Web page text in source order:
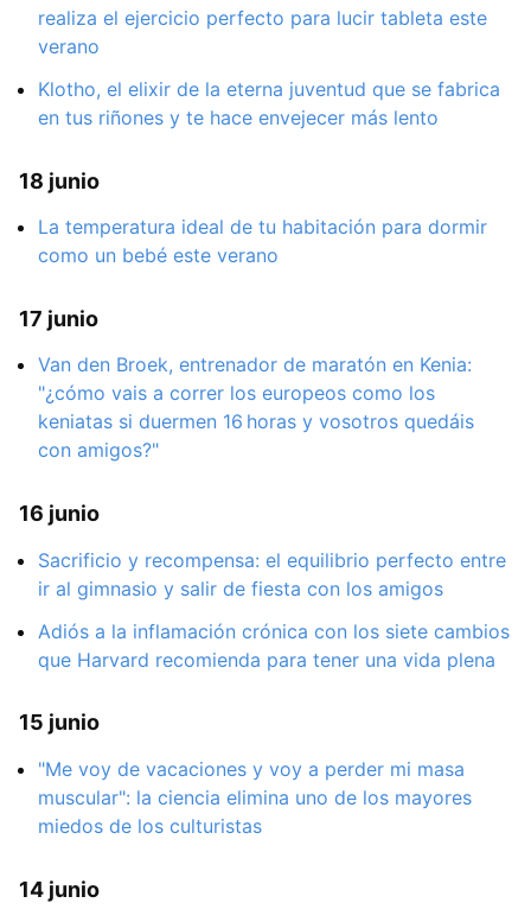
realiza el ejercicio perfecto para lucir tableta este
verano
Klotho, el elixir de la eterna juventud que se fabrica
en tus riñones y te hace envejecer más lento
18 junio
La temperatura ideal de tu habitación para dormir
como un bebé este verano
17 junio
Van den Broek, entrenador de maratón en Kenia:
"¿cómo vais a correr los europeos como los
keniatas si duermen 16 horas y vosotros quedáis
con amigos?"
16 junio
Sacrificio y recompensa: el equilibrio perfecto entre
ir al gimnasio y salir de fiesta con los amigos
Adiós a la inflamación crónica con los siete cambios
que Harvard recomienda para tener una vida plena
15 junio
"Me voy de vacaciones y voy a perder mi masa
muscular": la ciencia elimina uno de los mayores
miedos de los culturistas
14 junio